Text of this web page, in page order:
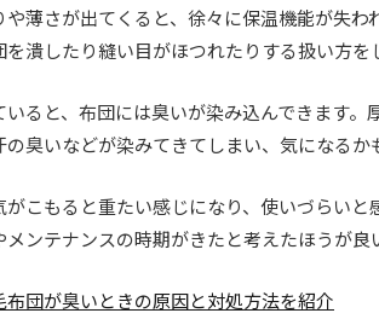
や薄さが出てくると、徐々に保温機能が失
を潰したり縫い目がほつれたりする扱い方
いると、布団には臭いが染み込んできます
の臭いなどが染みてきてしまい、気になるか
がこもると重たい感じになり、使いづらい
メンテナンスの時期がきたと考えたほうが良
布団が臭いときの原因と対処方法を紹介